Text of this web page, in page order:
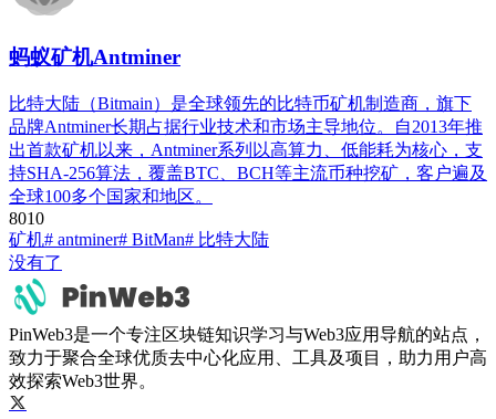
蚂蚁矿机Antminer
比特大陆（Bitmain）是全球领先的比特币矿机制造商，旗下
品牌Antminer长期占据行业技术和市场主导地位。自2013年推
出首款矿机以来，Antminer系列以高算力、低能耗为核心，支
持SHA-256算法，覆盖BTC、BCH等主流币种挖矿，客户遍及
全球100多个国家和地区。
8010
矿机# antminer# BitMan# 比特大陆
没有了
PinWeb3是一个专注区块链知识学习与Web3应用导航的站点，
致力于聚合全球优质去中心化应用、工具及项目，助力用户高
效探索Web3世界。